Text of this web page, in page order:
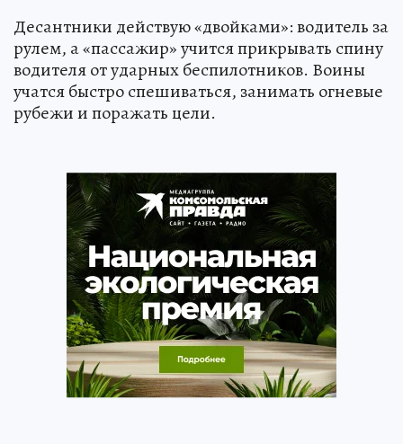
Десантники действую «двойками»: водитель за
рулем, а «пассажир» учится прикрывать спину
водителя от ударных беспилотников. Воины
учатся быстро спешиваться, занимать огневые
рубежи и поражать цели.